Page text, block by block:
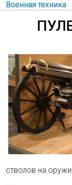
Военная техника
стволов на